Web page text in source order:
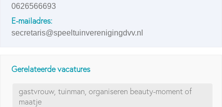
0626566693
E-mailadres:
secretaris@speeltuinverenigingdvv.nl
Gerelateerde vacatures
gastvrouw, tuinman, organiseren beauty-moment of
maatje